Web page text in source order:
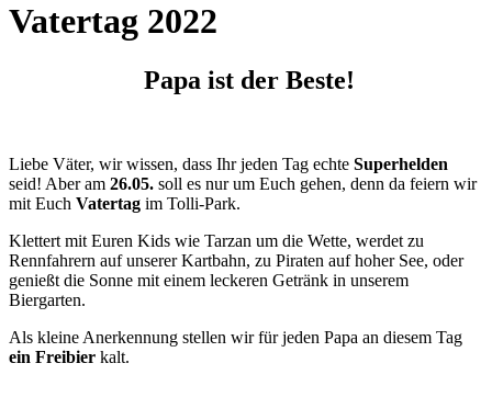
Vatertag 2022
Papa ist der Beste!
Liebe Väter, wir wissen, dass Ihr jeden Tag echte Superhelden
seid! Aber am 26.05. soll es nur um Euch gehen, denn da feiern wir
mit Euch Vatertag im Tolli-Park.
Klettert mit Euren Kids wie Tarzan um die Wette, werdet zu
Rennfahrern auf unserer Kartbahn, zu Piraten auf hoher See, oder
genießt die Sonne mit einem leckeren Getränk in unserem
Biergarten.
Als kleine Anerkennung stellen wir für jeden Papa an diesem Tag
ein Freibier kalt.